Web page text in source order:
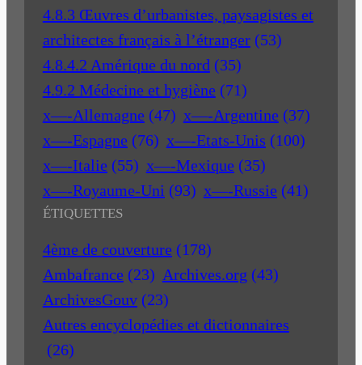
4.8.3 Œuvres d’urbanistes, paysagistes et
architectes français à l’étranger (53)
4.8.4.2 Amérique du nord (35)
4.9.2 Médecine et hygiène (71)
x—-Allemagne (47) x—-Argentine (37)
x—-Espagne (76) x—-Etats-Unis (100)
x—-Italie (55) x—-Mexique (35)
x—-Royaume-Uni (93) x—-Russie (41)
ÉTIQUETTES
4ème de couverture (178)
Ambafrance (23) Archives.org (43)
ArchivesGouv (23)
Autres encyclopédies et dictionnaires
(26)